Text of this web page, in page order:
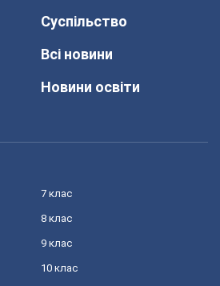
Суспільство
Всі новини
Новини освіти
7 клас
8 клас
9 клас
10 клас